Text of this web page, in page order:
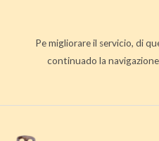
Pe migliorare il servicio, di
continuado la